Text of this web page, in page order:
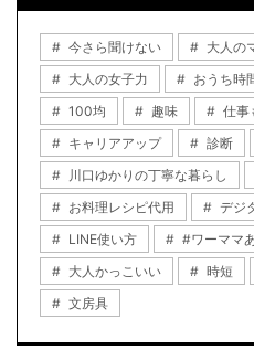
今さら聞けない 大人の
大人の女子力
おうち時
100均
趣味 仕事
キャリアアップ
診断
川口ゆかりの丁寧な暮らし
お料理レシピ代用
デジ
LINE使い方
#ワーママ
大人かっこいい
時短
文房具